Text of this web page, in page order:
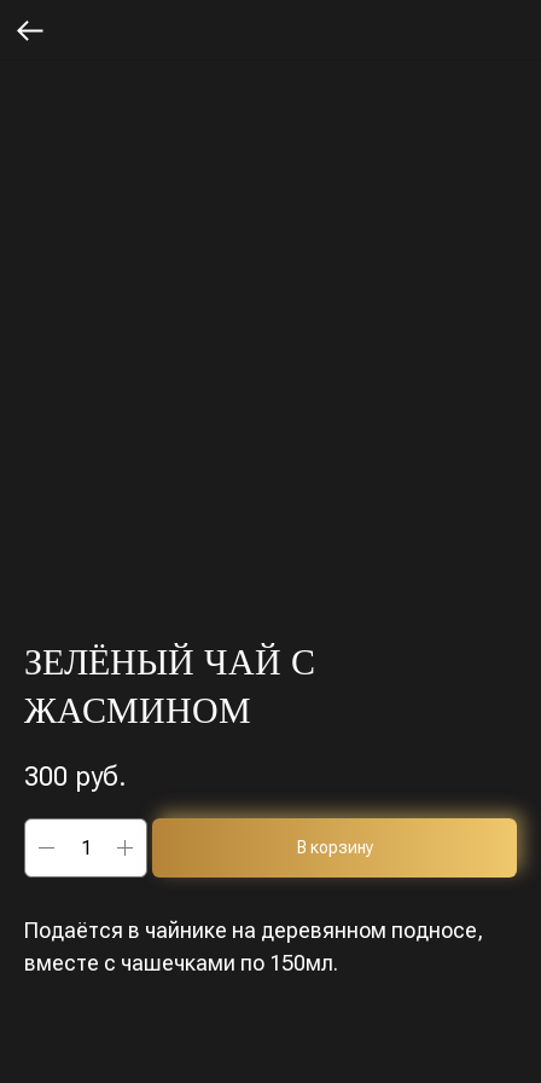
ЗЕЛЁНЫЙ ЧАЙ С
ЖАСМИНОМ
300 руб.
В корзину
Подаётся в чайнике на деревянном подносе,
вместе с чашечками по 150мл.